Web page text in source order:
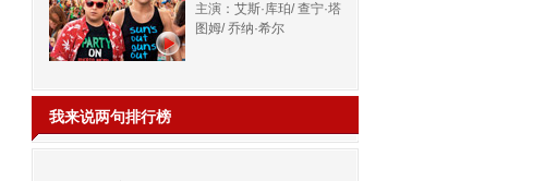
主演：艾斯·库珀/ 查宁·塔
图姆/ 乔纳·希尔
我来说两句排行榜